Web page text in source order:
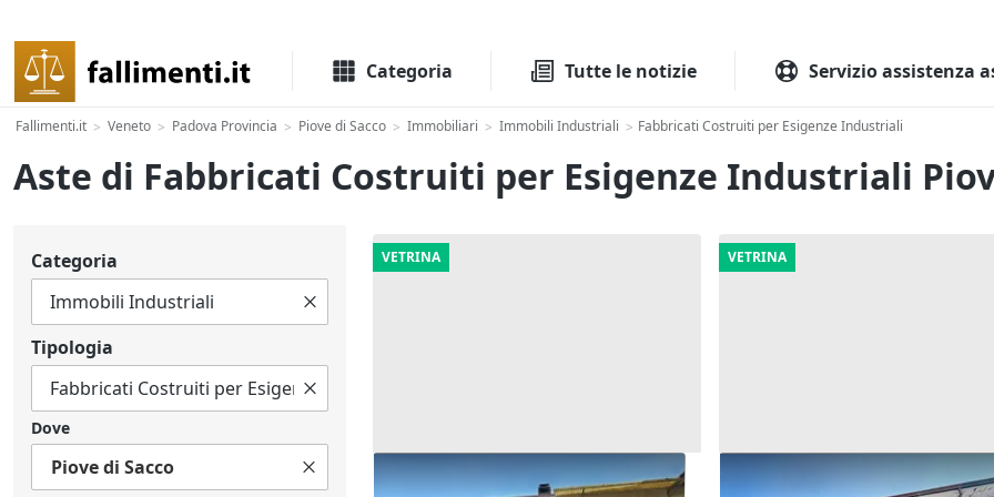
Categoria Tutte le notizie Servizio assistenza
Fallimenti.it > Veneto > Padova Provincia > Piove di Sacco > Immobiliari > Immobili Industriali > Fabbricati Costruiti per Esigenze Industriali
Aste di Fabbricati Costruiti per Esigenze Industriali
Categoria
Tipologia
Dove
Piove di Sacco
VETRINA
Asta Capannone artigianale ad
VETRINA
Asta Laboratorio al piano